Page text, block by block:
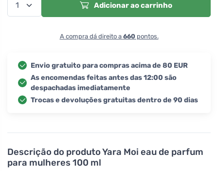
Descrição do produtoYara Moi eau de parfum
para mulheres 100 ml
Adicionar ao carrinho
A compra dá direito a 660pontos.
Envio gratuito para compras acima de 80 EUR
As encomendas feitas antes das 12:00 são
despachadas imediatamente
Trocas e devoluções gratuitas dentro de 90 dias